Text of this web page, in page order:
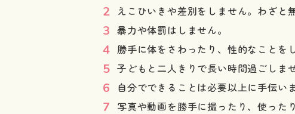
えこひいきや差別をしません。わざと
暴力や体罰はしません。
勝手に体をさわったり、性的なことを
子どもと二人きりで長い時間過ごしま
自分でできることは必要以上に手伝い
写真や動画を勝手に撮ったり、使った